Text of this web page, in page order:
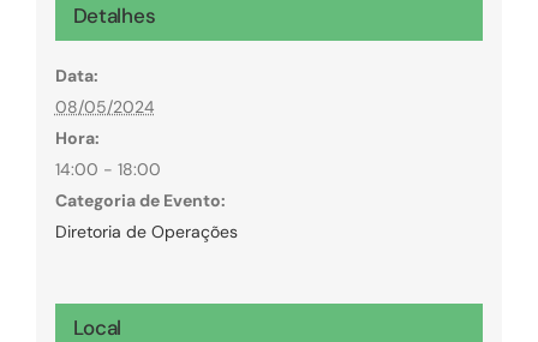
Detalhes
Data:
08/05/2024
Hora:
14:00 - 18:00
Categoria de Evento:
Diretoria de Operações
Local